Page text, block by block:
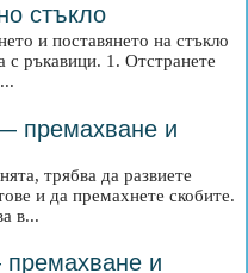
стъкло
и поставянето на стъкло
с ръкавици. 1. Отстранете
премахване и
трябва да развиете
и да премахнете скобите.
в...
и